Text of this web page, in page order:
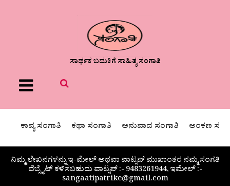
ಸಾರ್ಥಕ ಬದುಕಿಗೆ ಸಾಹಿತ್ಯ ಸಂಗಾತಿ
Menu
ಕಾವ್ಯ ಸಂಗಾತಿ ಕಥಾ ಸಂಗಾತಿ ಅನುವಾದ ಸಂಗಾತಿ ಅಂಕಣ
ನಿಮ್ಮ ಲೇಖನಗಳನ್ನು ಇ-ಮೇಲ್ ಅಥವಾ ವಾಟ್ಸಪ್ ಮುಖಾಂತರ ನಮ್ಮ ಸಂಗತಿ
ವೆಬ್ಸೈಟ್ ಕಳಿಸಬಹುದು ವಾಟ್ಸಪ್‌ :- 9483261944, ಇಮೇಲ್ :-
sangaatipatrike@gmail.com